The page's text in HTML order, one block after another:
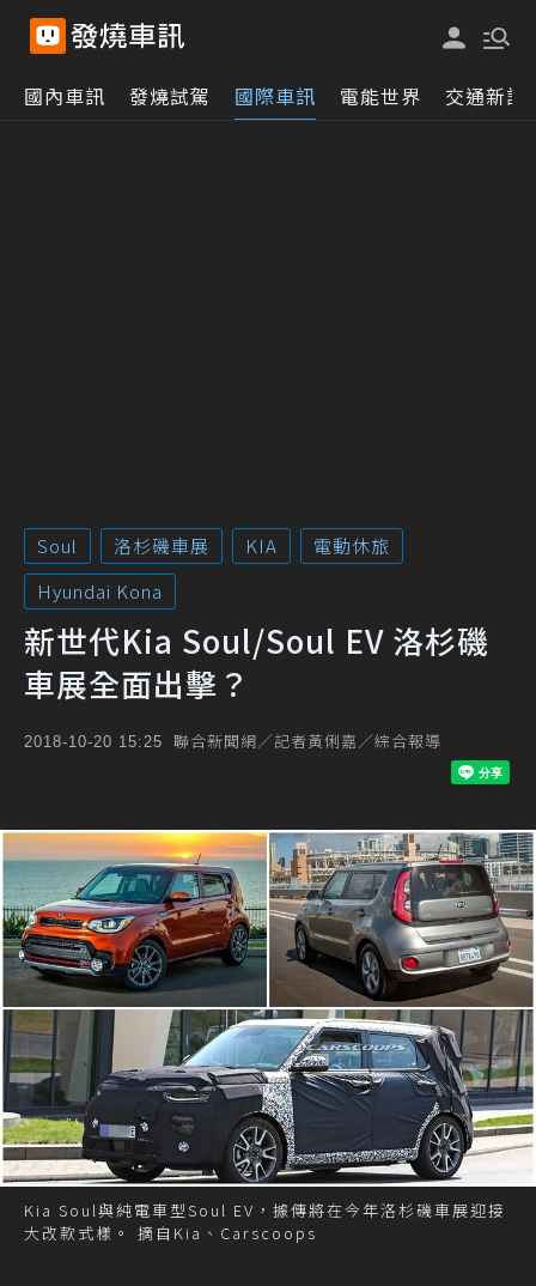
國內車訊 發燒試駕 國際車訊 電能世界 交通新訊
Soul 洛杉磯車展 KIA
電動休旅
Hyundai Kona
新世代Kia Soul/Soul EV 洛杉磯
車展全面出擊？
2018-10-20 15:25 聯合新聞網／記者黃俐嘉／綜合報導
Kia Soul與純電車型Soul EV，據傳將在今年洛杉磯車展迎接
大改款式樣。 摘自Kia、Carscoops